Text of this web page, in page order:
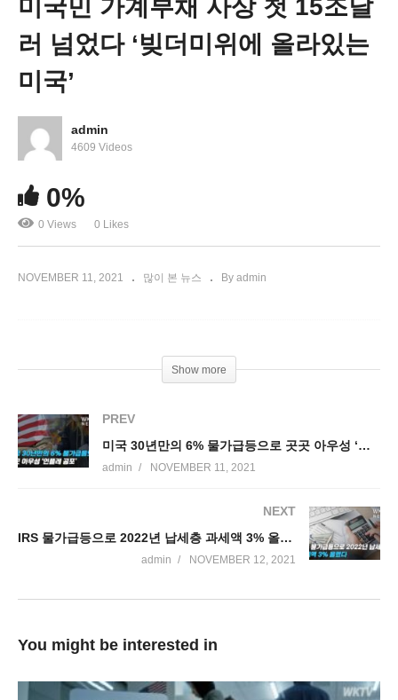
바이든 민주당 물가잡지 못해 경제적, 정치적 수렁에
빠진다
미국민 가계부채 사상 첫 15조달
러 넘었다 ‘빚더미위에 올라있는
미국’
admin
4609 Videos
0%
0 Views 0 Likes
NOVEMBER 11, 2021 많이 본 뉴스 By admin
Show more
PREV
미국 30년만의 6% 물가급등으로 곳곳 아우성 ‘인플레 공포’
admin NOVEMBER 11, 2021
NEXT
IRS 물가급등으로 2022년 납세층 과세액 3% 올렸다
admin NOVEMBER 12, 2021
You might be interested in